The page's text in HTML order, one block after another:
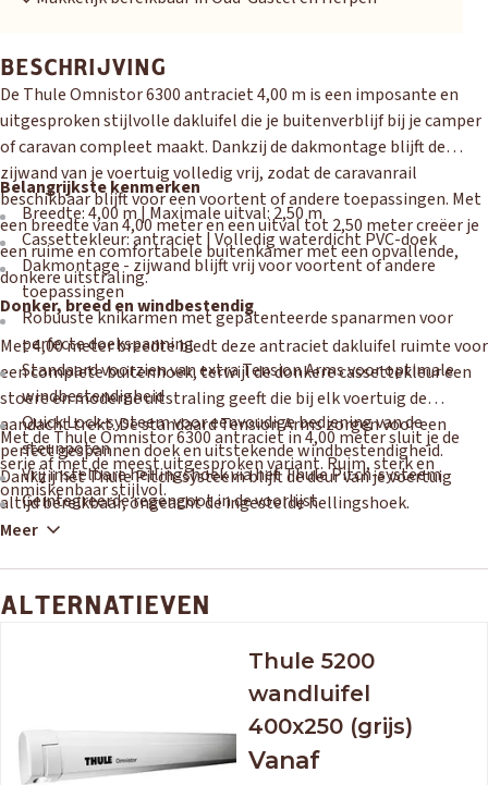
BESCHRIJVING
De Thule Omnistor 6300 antraciet 4,00 m is een imposante en
uitgesproken stijlvolle dakluifel die je buitenverblijf bij je camper
of caravan compleet maakt. Dankzij de dakmontage blijft de
zijwand van je voertuig volledig vrij, zodat de caravanrail
beschikbaar blijft voor een voortent of andere toepassingen. Met
een breedte van 4,00 meter en een uitval tot 2,50 meter creëer je
een ruime en comfortabele buitenkamer met een opvallende,
donkere uitstraling.
Belangrijkste kenmerken
Breedte: 4,00 m | Maximale uitval: 2,50 m
Cassettekleur: antraciet | Volledig waterdicht PVC-doek
Dakmontage - zijwand blijft vrij voor voortent of andere
toepassingen
Robuuste knikarmen met gepatenteerde spanarmen voor
perfecte doekspanning
Standaard voorzien van extra Tension Arms voor optimale
windbestendigheid
Quick Lock-systeem voor eenvoudige bediening van de
steunpoten
Vrij instelbare hellingshoek via het Thule Pitch-systeem
Geïntegreerde regengoot in de voorlijst
Optioneel uitbreidbaar met LED-strip of Thule voor- en
Donker, breed en windbestendig
Met 4,00 meter breedte biedt deze antraciet dakluifel ruimte voor
een complete buitenhoek, terwijl de donkere cassettekleur een
stoere en moderne uitstraling geeft die bij elk voertuig de
aandacht trekt. De standaard Tension Arms zorgen voor een
perfect gespannen doek en uitstekende windbestendigheid.
Dankzij het Thule Pitch-systeem blijft de deur van je voertuig
altijd bereikbaar, ongeacht de ingestelde hellingshoek.
Met de Thule Omnistor 6300 antraciet in 4,00 meter sluit je de
serie af met de meest uitgesproken variant. Ruim, sterk en
onmiskenbaar stijlvol.
Meer
ALTERNATIEVEN
Thule 5200
wandluifel
400x250 (grijs)
Vanaf
OUD GASTEL
AdriaEribaHymerKnaus
HERPEN
AdriaBürstnerCaravelairEasy Caravanning
Eura Mobil